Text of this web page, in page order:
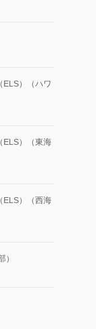
ELS）（ハワ
ELS）（東海
ELS）（西海
）